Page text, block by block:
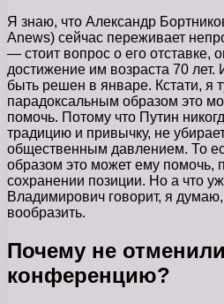
Я знаю, что Александр
Anews) сейчас переживает
— стоит вопрос о его отставке,
достижение им возраста 70 лет.
быть решен в январе. Кстати, я
парадоксальным образом это
помочь. Потому что Путин
традицию и привычку, не
общественным давлением. То
образом это может ему помочь,
сохранении позиции. Но а что
Владимирович говорит, я
вообразить.
Почему не
конференцию?